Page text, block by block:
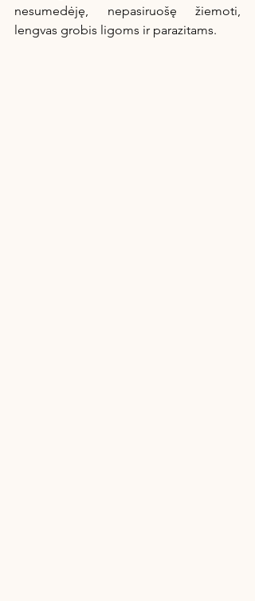
nesumedėję, nepasiruošę žiemoti,
lengvas grobis ligoms ir parazitams.